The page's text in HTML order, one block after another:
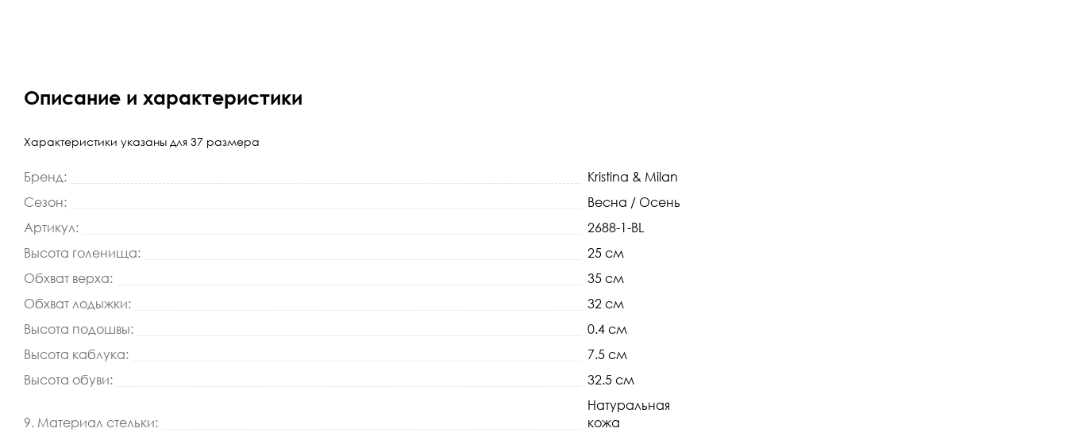
Описание и характеристики
Характеристики указаны для 37 размера
Бренд:
Kristina & Milan
Сезон:
Весна / Осень
Артикул:
2688-1-BL
Высота голенища:
25 см
Обхват верха:
35 см
Обхват лодыжки:
32 см
Высота подошвы:
0.4 см
Высота каблука:
7.5 см
Высота обуви:
32.5 см
9. Материал стельки:
Натуральная
кожа